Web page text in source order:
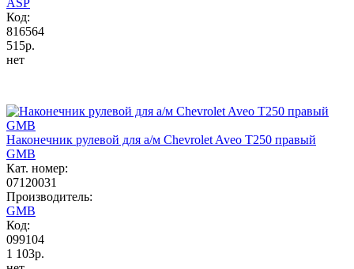
Код:
816564
515р.
нет
Наконечник рулевой для а/м Chevrolet Aveo T250 правый
GMB
Кат. номер:
07120031
Производитель:
GMB
Код:
099104
1 103р.